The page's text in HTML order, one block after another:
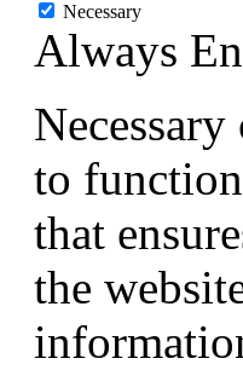
Necessary
Always
to
that
the